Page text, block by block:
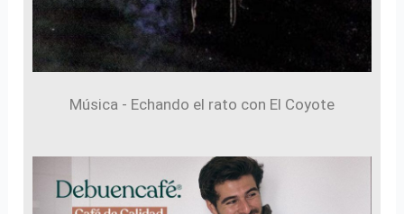
Música - Echando el rato con El Coyote